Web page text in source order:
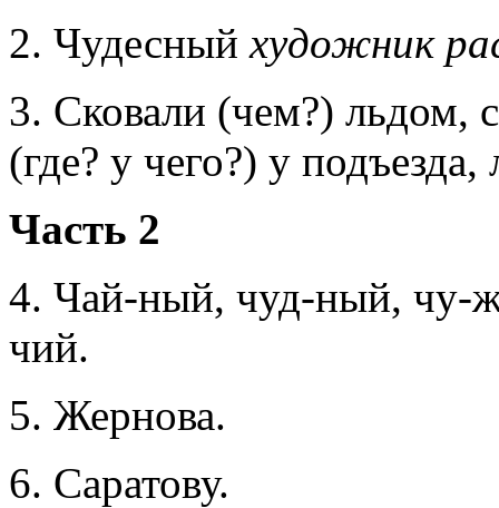
2. Чудесныйхудожник
3. Сковали (чем?) льдом,
(где? у чего?) у
Часть 2
4. Чай-ный, чуд-ный, чу-
чий.
5. Жернова.
6. Саратову.